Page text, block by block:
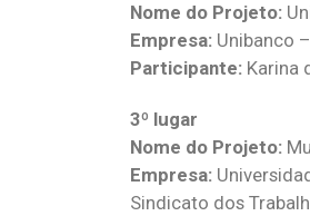
Nome do Projeto:
Empresa: Unibanco
Participante: Karina
3º lugar
Nome do Projeto:
Empresa:
Sindicato dos